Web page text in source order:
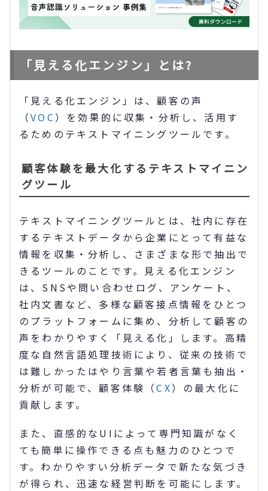
「見える化エンジン」とは?
「見える化エンジン」は、顧客の声
（VOC）を効果的に収集・分析し、活用す
るためのテキストマイニングツールです。
顧客体験を最大化するテキストマイニン
グツール
テキストマイニングツールとは、社内に存在
するテキストデータから企業にとって有益な
情報を収集・分析し、さまざまな形で抽出で
きるツールのことです。見える化エンジン
は、SNSや問い合わせログ、アンケート、
社内文書など、多様な顧客接点情報をひとつ
のプラットフォームに集め、分析して顧客の
声をわかりやすく「見える化」します。高精
度な自然言語処理技術により、従来の技術で
は難しかったはやり言葉や若者言葉も抽出・
分析が可能で、顧客体験（CX）の最大化に
貢献します。
また、直感的なUIによって専門知識がなく
ても簡単に操作できる点も魅力のひとつで
す。わかりやすい分析データで新たな気づき
が得られ、迅速な経営判断を可能にします。